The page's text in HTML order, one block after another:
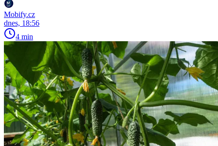
Mobify.cz
dnes, 18:56
4 min